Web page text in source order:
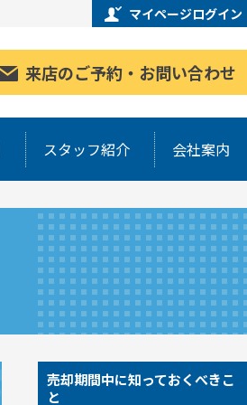
マイページログイン
来店のご予約・お問い合わせ
スタッフ紹介 会社案内
売却期間中に知っておくべきこ
と